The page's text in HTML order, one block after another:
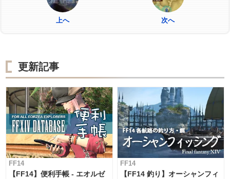
上へ 次へ
更新記事
FF14
【FF14】便利手帳 - エオルゼ
FF14
【FF14 釣り】オーシャンフィ